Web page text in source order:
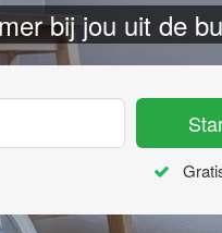
bij jou uit de